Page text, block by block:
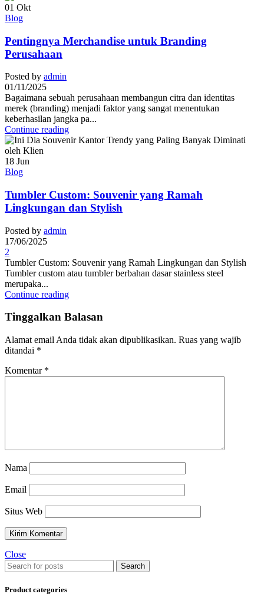
01 Okt
Blog
Pentingnya Merchandise untuk Branding
Perusahaan
Posted by admin
01/11/2025
Bagaimana sebuah perusahaan membangun citra dan identitas
merek (branding) menjadi faktor yang sangat menentukan
keberhasilan jangka pa...
Continue reading
18 Jun
Blog
Tumbler Custom: Souvenir yang Ramah
Lingkungan dan Stylish
Posted by admin
17/06/2025
2
Tumbler Custom: Souvenir yang Ramah Lingkungan dan Stylish
Tumbler custom atau tumbler berbahan dasar stainless steel
merupaka...
Continue reading
Tinggalkan Balasan
Alamat email Anda tidak akan dipublikasikan. Ruas yang wajib
ditandai *
Komentar *
Nama
Email
Situs Web
Close
Search
Product categories